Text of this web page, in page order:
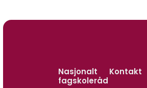
Nasjonalt
fagskoleråd
Kontakt